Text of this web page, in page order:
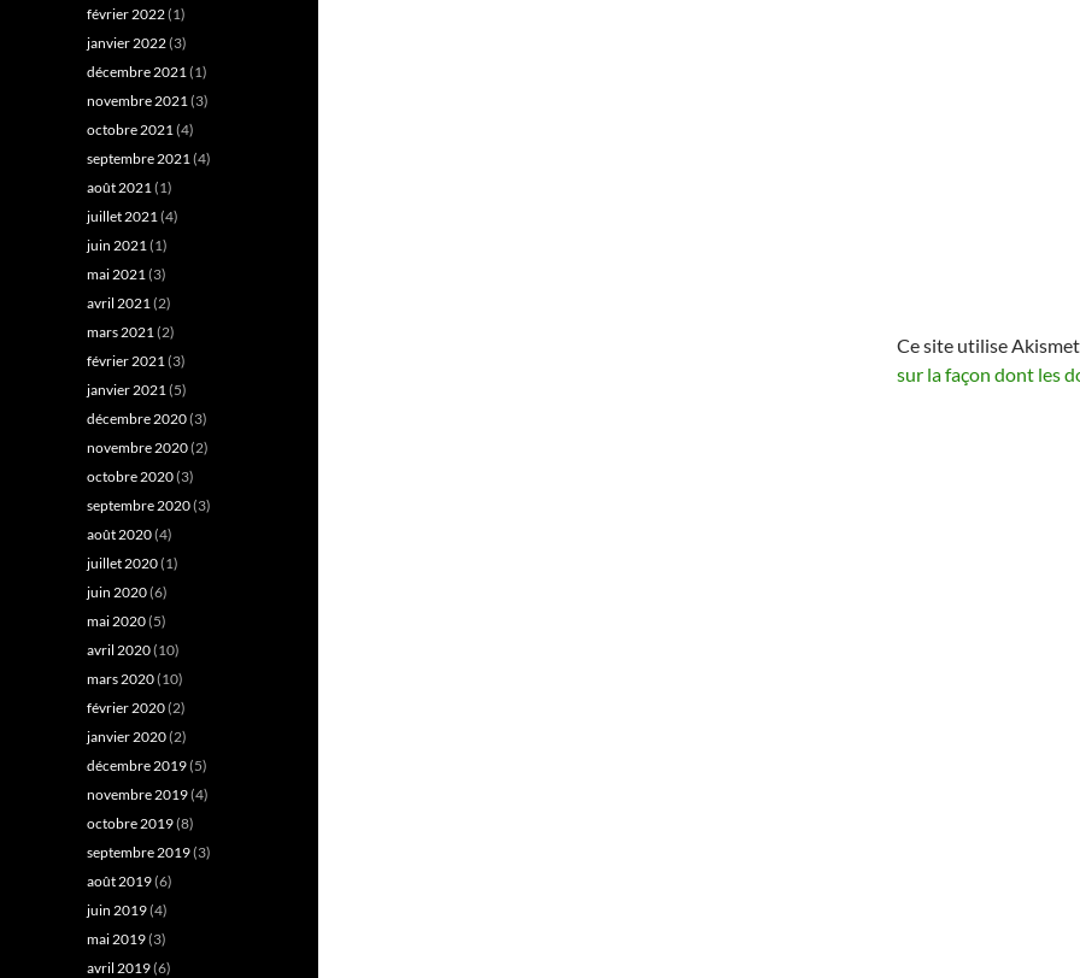
Ce site utilise
sur la façon dont les
février 2022(1)
janvier 2022(3)
décembre 2021(1)
novembre 2021(3)
octobre 2021(4)
septembre 2021(4)
août 2021(1)
juillet 2021(4)
juin 2021(1)
mai 2021(3)
avril 2021(2)
mars 2021(2)
février 2021(3)
janvier 2021(5)
décembre 2020(3)
novembre 2020(2)
octobre 2020(3)
septembre 2020(3)
août 2020(4)
juillet 2020(1)
juin 2020(6)
mai 2020(5)
avril 2020(10)
mars 2020(10)
février 2020(2)
janvier 2020(2)
décembre 2019(5)
novembre 2019(4)
octobre 2019(8)
septembre 2019(3)
août 2019(6)
juin 2019(4)
mai 2019(3)
avril 2019(6)